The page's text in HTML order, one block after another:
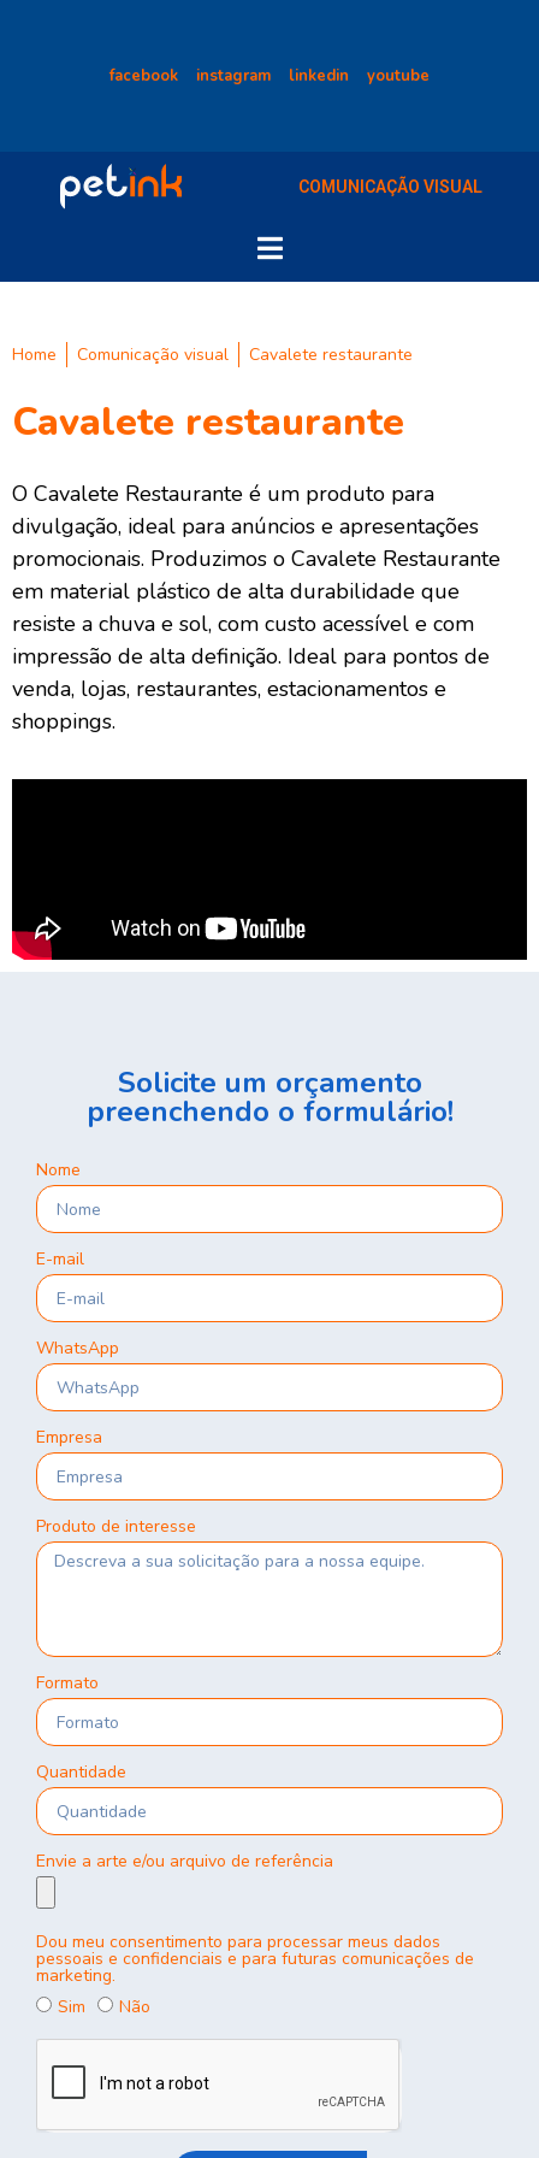
facebook instagram linkedin youtube
COMUNICAÇÃO VISUAL
Home Comunicação visual Cavalete restaurante
Cavalete restaurante
O Cavalete Restaurante é um produto para
divulgação, ideal para anúncios e apresentações
promocionais. Produzimos o Cavalete Restaurante
em material plástico de alta durabilidade que
resiste a chuva e sol, com custo acessível e com
impressão de alta definição. Ideal para pontos de
venda, lojas, restaurantes, estacionamentos e
shoppings.
Solicite um orçamento
preenchendo o formulário!
Nome
E-mail
WhatsApp
Empresa
Produto de interesse
Formato
Quantidade
Envie a arte e/ou arquivo de referência
Dou meu consentimento para processar meus dados
pessoais e confidenciais e para futuras comunicações de
marketing.
Sim
Não